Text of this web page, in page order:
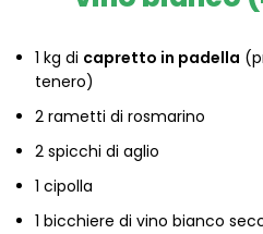
1 kg di capretto in padella
tenero)
2 rametti di rosmarino
2 spicchi di aglio
1 cipolla
1 bicchiere di vino bianco